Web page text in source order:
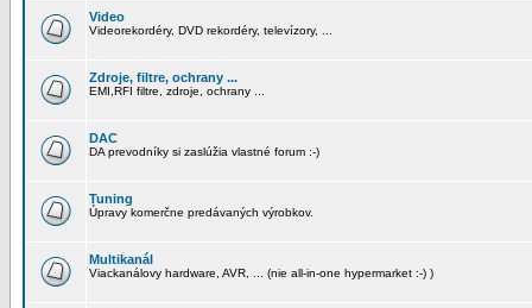
Video
Videorekordéry, DVD rekordéry, televízory, ...
Zdroje, filtre, ochrany ...
EMI,RFI filtre, zdroje, ochrany ...
DAC
DA prevodníky si zaslúžia vlastné forum :-)
Tuning
Úpravy komerčne predávaných výrobkov.
Multikanál
Viackanálovy hardware, AVR, ... (nie all-in-one hypermarket :-) )